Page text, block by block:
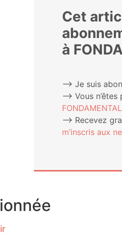
Cet
à
⟶ Je suis
⟶ Vous n’êtes
⟶ Rece­vez
m’ins­cris aux